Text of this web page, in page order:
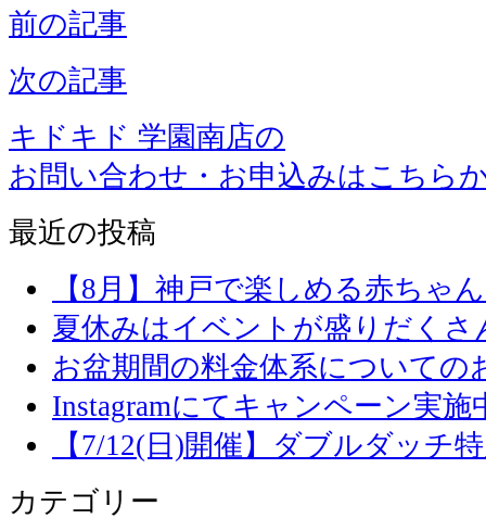
前の記事
次の記事
キドキド 学園南店の
お問い合わせ・お申込みはこちら
最近の投稿
【8月】神戸で楽しめる赤ちゃ
夏休みはイベントが盛りだくさ
お盆期間の料金体系についての
Instagramにてキャンペーン実施
【7/12(日)開催】ダブルダッチ
カテゴリー